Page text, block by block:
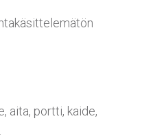
aita, portti, kaide,